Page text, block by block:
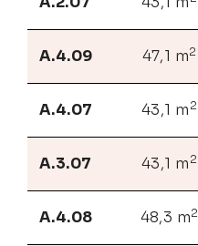
A.4.09 47,1 m2
A.4.07 43,1 m 2
A.3.07 43,1 m 2
A.4.08 48,3 m2